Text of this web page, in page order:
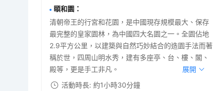
頤和園 ：
清朝帝王的行宮和花園，是中國現存規模最大、保存
最完整的皇家園林，為中國四大名園之一。全園佔地
2.9平方公里，以建築與自然巧妙結合的造園手法而著
稱於世，四周山明水秀，建有多座亭、台、樓、閣、
殿等，更是手工非凡。
展開
活動時長: 約1小時30分鐘